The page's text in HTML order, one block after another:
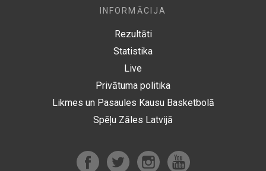
INFORMĀCIJA
Rezultāti
Statistika
Live
Privātuma politika
Likmes un Pasaules Kausu Basketbolā
Spēļu Zāles Latvijā